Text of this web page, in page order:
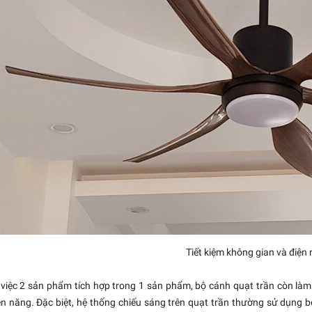
Tiết kiệm không gian và điện
2 sản phẩm tích hợp trong 1 sản phẩm, bộ cánh quạt trần còn
năng. Đặc biệt, hệ thống chiếu sáng trên quạt trần thường sử dụng